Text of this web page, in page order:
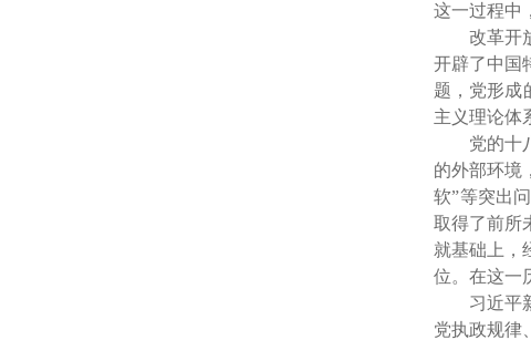
这一过程中
改革开
开辟了中国
题，党形成
主义理论体
党的十
的外部环境
软”等突出
取得了前所
就基础上，
位。在这一
习近平
党执政规律